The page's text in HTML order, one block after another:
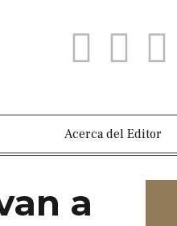
Acerca del Editor
a